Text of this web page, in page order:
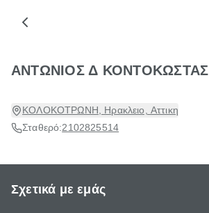
ΑΝΤΩΝΙΟΣ Δ ΚΟΝΤΟΚΩΣΤΑΣ
ΚΟΛΟΚΟΤΡΩΝΗ, Ηρακλειο, Αττικη
Σταθερό:2102825514
Σχετικά με εμάς